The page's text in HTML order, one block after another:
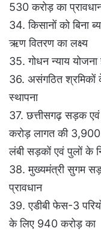
530 करोड़ का
34. किसानों को बिना
ऋण वितरण का लक्ष्य
35. गोधन न्याय
36. असंगठित श्रमिकों
स्थापना
37. छत्तीसगढ़ सड़क
करोड़ लागत की 3,900
लंबी सड़कों एवं पुलों के
38. मुख्यमंत्री सुगम
प्रावधान
39. एडीबी फेस-3
के लिए 940 करोड़ का